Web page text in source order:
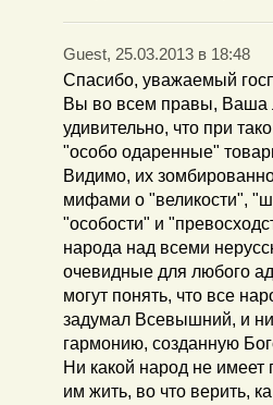
Guest, 25.03.2013 в 18:48
Спасибо, уважаемый
Вы во всем правы, Ваша
удивительно, что при
"особо одаренные"
Видимо, их
мифами о "великости",
"особости" и
народа над всеми
очевидные для любого
могут понять, что все
задумал Всевышний, и
гармонию, созданную
Ни какой народ не имеет
им жить, во что верить,